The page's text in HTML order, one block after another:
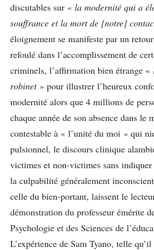
discutables sur « la modernité qui a
souffrance et la mort de [notre]
éloignement se manifeste par un
refoulé dans l’accomplissement de
criminels, l’affirmation bien étrange «
robinet» pour illustrer l’heureux
modernité alors que 4 millions de
chaque année de son absence dans le
contestable à « l’unité du moi » qui
pulsionnel, le discours clinique
victimes et non-victimes sans
la culpabilité généralement
celle du bien-portant, laissent le
démonstration du professeur émérite
Psychologie et des Sciences de
L’expérience de Sam Tyano, telle